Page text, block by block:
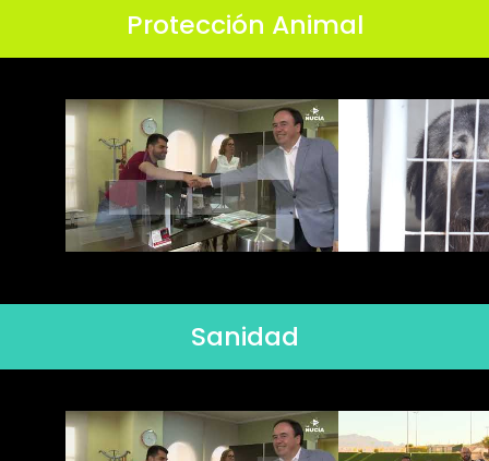
Protección Animal
Sanidad